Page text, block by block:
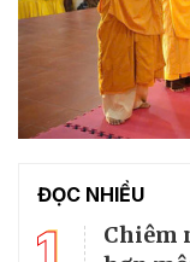
ĐỌC NHIỀU
1
Chiêm